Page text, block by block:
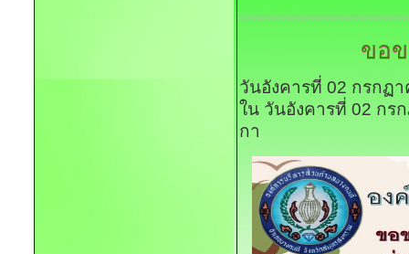
ขอ
วันอังคารที่ 02 กรกฏ
ใน วันอังคารที่ 02 กร
กา